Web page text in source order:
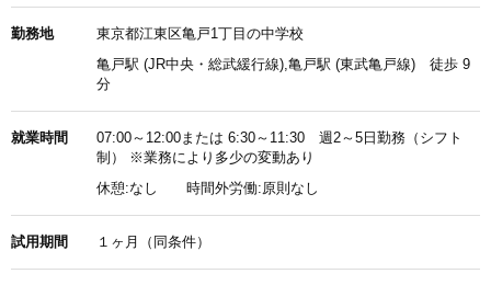
勤務地
東京都江東区亀戸1丁目の中学校
亀戸駅 (JR中央・総武緩行線),亀戸駅 (東武亀戸線) 徒歩 9
分
就業時間
07:00～12:00または 6:30～11:30 週2～5日勤務（シフト
制） ※業務により多少の変動あり
休憩:なし 時間外労働:原則なし
試用期間 １ヶ月（同条件）